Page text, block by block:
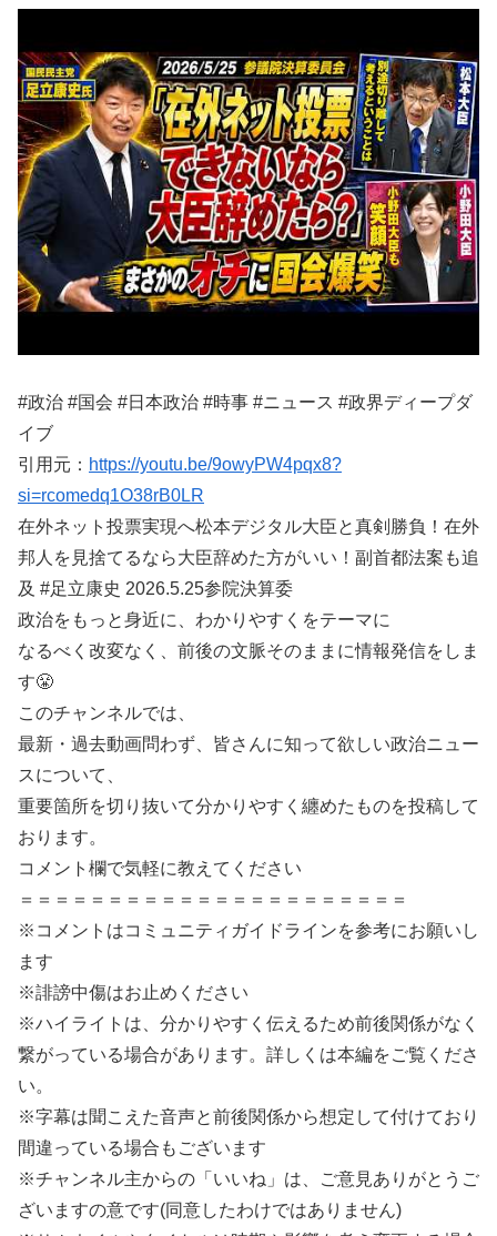
#政治 #国会 #日本政治 #時事 #ニュース #政界ディープダ
イブ
引用元： https://youtu.be/9owyPW4pqx8?
si=rcomedq1O38rB0LR
在外ネット投票実現へ松本デジタル大臣と真剣勝負！在外
邦人を見捨てるなら大臣辞めた方がいい！副首都法案も追
及 #足立康史 2026.5.25参院決算委
政治をもっと身近に、わかりやすくをテーマに
なるべく改変なく、前後の文脈そのままに情報発信をしま
す😤
このチャンネルでは、
最新・過去動画問わず、皆さんに知って欲しい政治ニュー
スについて、
重要箇所を切り抜いて分かりやすく纏めたものを投稿して
おります。
コメント欄で気軽に教えてください
＝＝＝＝＝＝＝＝＝＝＝＝＝＝＝＝＝＝＝＝＝＝
※コメントはコミュニティガイドラインを参考にお願いし
ます
※誹謗中傷はお止めください
※ハイライトは、分かりやすく伝えるため前後関係がなく
繋がっている場合があります。詳しくは本編をご覧くださ
い。
※字幕は聞こえた音声と前後関係から想定して付けており
間違っている場合もございます
※チャンネル主からの「いいね」は、ご意見ありがとうご
ざいますの意です(同意したわけではありません)